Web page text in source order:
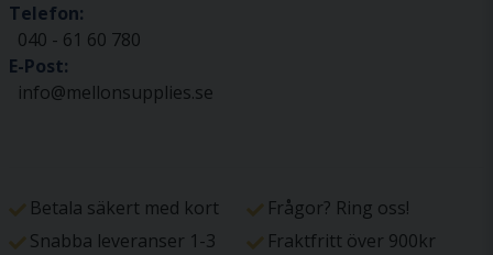
Telefon:
040 - 61 60 780
E-Post:
info@mellonsupplies.se
Betala säkert med kort
Frågor? Ring oss!
Snabba leveranser 1-3
Fraktfritt över 900kr